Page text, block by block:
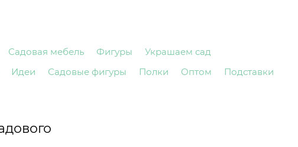
Садовая мебель Фигуры
Украшаем сад
Идеи Садовые фигуры Полки Оптом
Подставки